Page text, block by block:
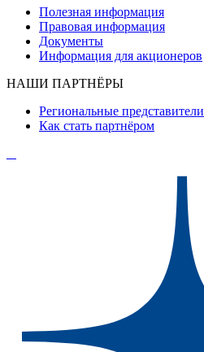
Полезная информация
Правовая информация
Документы
Информация для акционеров
НАШИ ПАРТНЁРЫ
Региональные представители
Как стать партнёром